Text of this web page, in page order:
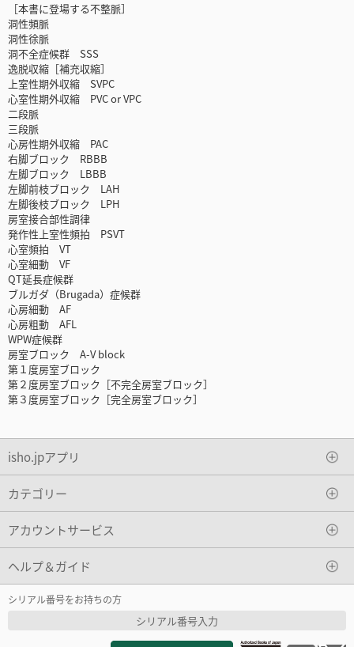
［本書に登場する不整脈］
洞性頻脈
洞性徐脈
洞不全症候群 SSS
逸脱収縮［補充収縮］
上室性期外収縮 SVPC
心室性期外収縮 PVC or VPC
二段脈
三段脈
心房性期外収縮 PAC
右脚ブロック RBBB
左脚ブロック LBBB
左脚前枝ブロック LAH
左脚後枝ブロック LPH
房室接合部性調律
発作性上室性頻拍 PSVT
心室頻拍 VT
心室細動 VF
QT延長症候群
ブルガダ（Brugada）症候群
心房細動 AF
心房粗動 AFL
WPW症候群
房室ブロック A-V block
第１度房室ブロック
第２度房室ブロック［不完全房室ブロック］
第３度房室ブロック［完全房室ブロック］
isho.jpアプリ
カテゴリー
アカウントサービス
ヘルプ＆ガイド
シリアル番号をお持ちの方
シリアル番号入力